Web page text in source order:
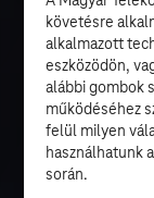
követésre
alkalmazott
eszközödön,
alábbi gombok
működéséhez
felül milyen
használhatunk
során.